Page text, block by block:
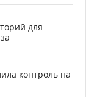
для
контроль на